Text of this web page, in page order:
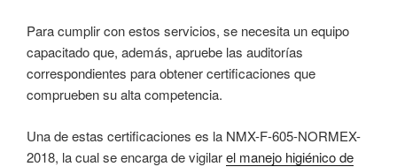
Para cumplir con estos servicios, se necesita un equipo
capacitado que, además, apruebe las auditorías
correspondientes para obtener certificaciones que
comprueben su alta competencia.
Una de estas certificaciones es la NMX-F-605-NORMEX-
2018, la cual se encarga de vigilarel manejo higiénico de